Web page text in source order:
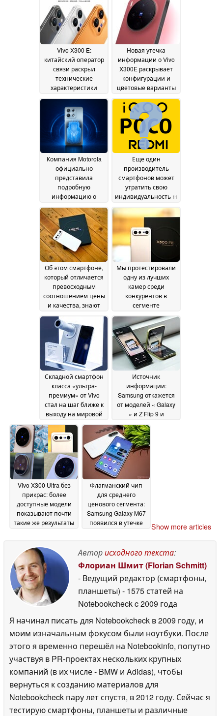
Vivo X300 E:
китайский оператор
связи раскрыл
технические
характеристики
26 July
2026
Новая утечка
информации о Vivo
X300E раскрывает
конфигурации и
цветовые варианты
14 July 2026
Компания Motorola
официально
представила
подробную
информацию о
процессором
Snapdragon 8 Gen 5 и
магнитной
беспроводной
зарядкой11 July 2026
Еще один
производитель
смартфонов может
утратить свою
индивидуальность 11
July 2026
Об этом смартфоне,
который отличается
превосходным
соотношением цены
и качества, знают
09 July 2026
Мы протестировали
одну из лучших
камер среди
конкурентов в
сегменте
высшего класса — и
она даже не такая уж
дорогая09 July 2026
Складной смартфон
класса «ультра-
премиум» от Vivo
стал на шаг ближе к
выходу на мировой
09 July 2026
Источник
информации:
Samsung откажется
от моделей « Galaxy
» и Z Flip 9 и
складных
устройствах
высокого класса
Vivo X300 Ultra без
прикрас: более
доступные модели
показывают почти
такие же результаты
Флагманский чип
для среднего
ценового сегмента:
Samsung Galaxy M67
появился в утечке
Show more articles
Авторисходного текста:
Флориан Шмит (Florian Schmitt)
- Ведущий редактор (смартфоны,
планшеты) - 1575 статей на
Notebookcheckc 2009 года
Я начинал писать для Notebookcheck в 2009 году, и
моим изначальным фокусом были ноутбуки. После
этого я временно перешёл на Notebookinfo, попутно
участвуя в PR-проектах нескольких крупных
компаний (в их числе - BMW и Adidas), чтобы
вернуться к созданию материалов для
Notebookcheck пару лет спустя, в 2012 году. Сейчас я
тестирую смартфоны, планшеты и различные